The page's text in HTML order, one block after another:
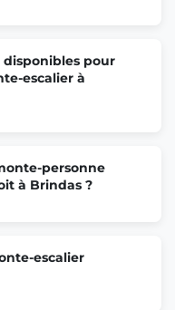
disponibles pour
escalier à
personne
à Brindas ?
escalier